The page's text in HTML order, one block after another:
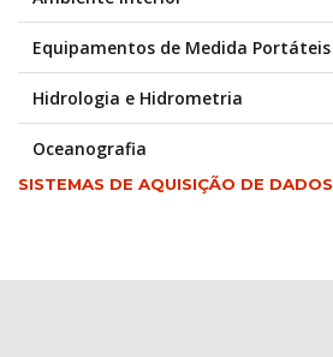
Equipamentos de Medida Portáteis
Hidrologia e Hidrometria
Oceanografia
SISTEMAS DE AQUISIÇÃO DE DADOS